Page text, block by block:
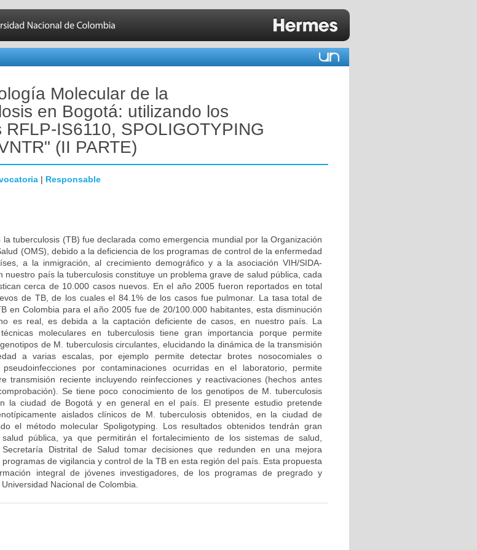
Molecular de la
en Bogotá: utilizando los
RFLP-IS6110, SPOLIGOTYPING
(II PARTE)
| Responsable
la tuberculosis (TB) fue declarada como emergencia mundial por la Organización
(OMS), debido a la deficiencia de los programas de control de la enfermedad
a la inmigración, al crecimiento demográfico y a la asociación VIH/SIDA-
nuestro país la tuberculosis constituye un problema grave de salud pública, cada
cerca de 10.000 casos nuevos. En el año 2005 fueron reportados en total
de TB, de los cuales el 84.1% de los casos fue pulmonar. La tasa total de
en Colombia para el año 2005 fue de 20/100.000 habitantes, esta disminución
es real, es debida a la captación deficiente de casos, en nuestro país. La
moleculares en tuberculosis tiene gran importancia porque permite
de M. tuberculosis circulantes, elucidando la dinámica de la transmisión
a varias escalas, por ejemplo permite detectar brotes nosocomiales o
pseudoinfecciones por contaminaciones ocurridas en el laboratorio, permite
transmisión reciente incluyendo reinfecciones y reactivaciones (hechos antes
Se tiene poco conocimiento de los genotipos de M. tuberculosis
la ciudad de Bogotá y en general en el país. El presente estudio pretende
aislados clínicos de M. tuberculosis obtenidos, en la ciudad de
el método molecular Spoligotyping. Los resultados obtenidos tendrán gran
pública, ya que permitirán el fortalecimiento de los sistemas de salud,
Distrital de Salud tomar decisiones que redunden en una mejora
de vigilancia y control de la TB en esta región del país. Esta propuesta
integral de jóvenes investigadores, de los programas de pregrado y
Nacional de Colombia.